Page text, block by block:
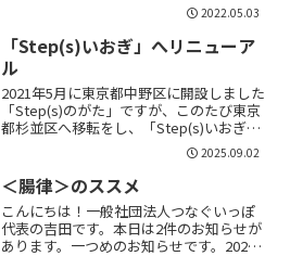
達障害者サポートホーム事業を見学させ
ていただきました。 横浜市発達障害者
サポートホーム事業は2012年に事業化さ
れ、横浜市から...
2022.05.03
「Step(s)いおぎ」へリニューア
ル
2021年5月に東京都中野区に開設しました
「Step(s)のがた」ですが、このたび東京
都杉並区へ移転をし、「Step(s)いおぎ」
として2025年9月にリニューアルいたしま
す。移転に伴い、9月28日(日)にお披露目
会を開催いたします。詳細と...
2025.09.02
＜腸律＞のススメ
こんにちは！一般社団法人つなぐいっぽ
代表の吉田です。本日は2件のお知らせが
あります。一つめのお知らせです。2024